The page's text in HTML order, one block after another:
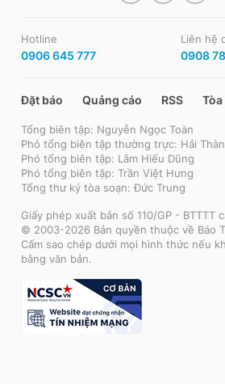
Hotline
0906 645 777
Liên hệ
0908
Đặt báo Quảng cáo RSS
Tổng biên tập: Nguyễn Ngọc Toàn
Phó tổng biên tập thường trực: Hải
Phó tổng biên tập: Lâm Hiếu Dũng
Phó tổng biên tập: Trần Việt Hưng
Tổng thư ký tòa soạn: Đức Trung
Giấy phép xuất bản số 110/GP - BTTTT
© 2003-2026 Bản quyền thuộc về Báo
Cấm sao chép dưới mọi hình thức nếu
bằng văn bản.